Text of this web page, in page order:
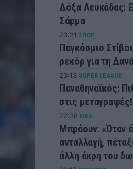
Δόξα Λευκάδας:
Σάρμα
23:21 ΣΠΟΡ
Παγκόσμιο
ρεκόρ για τη
23:13 SUPER LEAGUE
Παναθηναϊκός:
στις μεταγραφές!
22:38 NBA
Μπράουν: «Όταν
ανταλλαγή,
άλλη άκρη του